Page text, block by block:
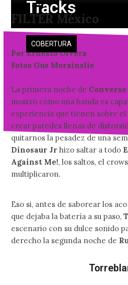
content
FILTER México
Open
mobile
menu
Close
mobile
menu
COBERTURA
Tracks
Por Ernesto Olvera
Fotos Gus Morainslie
La primera noche de
mostró cómo una banda es
experiencia que tienen sobre
crear paredes llenas de
quitarnos la pesadez de una
Dinosaur Jr hizo saltar a todo
Against Me!, los saltos, el
multiplicaron.
Eso si, antes de saborear los
que dejaba la batería a su paso,
escenario con su dulce sonido
derecho la segunda noche de